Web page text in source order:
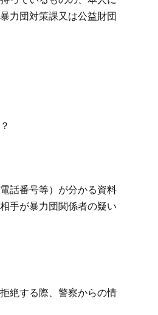
力団対策課又は公益財団
話番号等）が分かる資料
手が暴力団関係者の疑い
絶する際、警察からの情